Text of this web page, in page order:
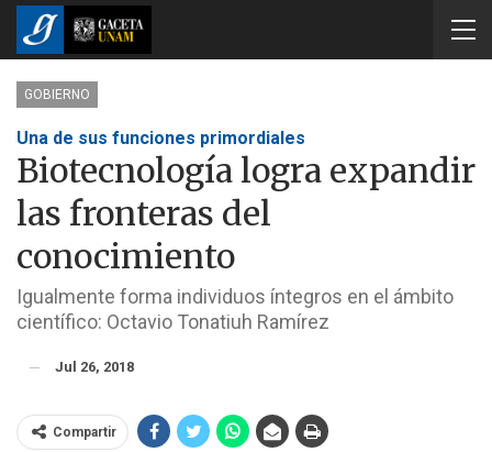
GOBIERNO
Una de sus funciones primordiales
Biotecnología logra expandir
las fronteras del
conocimiento
Igualmente forma individuos íntegros en el ámbito
científico: Octavio Tonatiuh Ramírez
Jul 26, 2018
Compartir